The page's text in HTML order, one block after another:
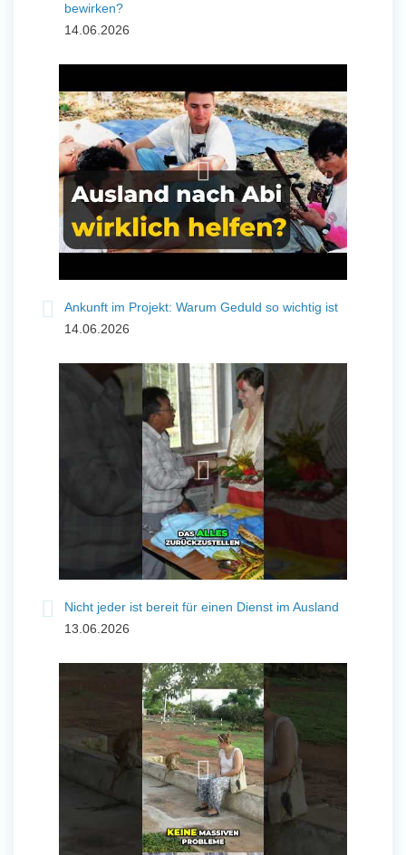
bewirken?
14.06.2026
Ankunft im Projekt: Warum Geduld so wichtig ist
14.06.2026
Nicht jeder ist bereit für einen Dienst im Ausland
13.06.2026